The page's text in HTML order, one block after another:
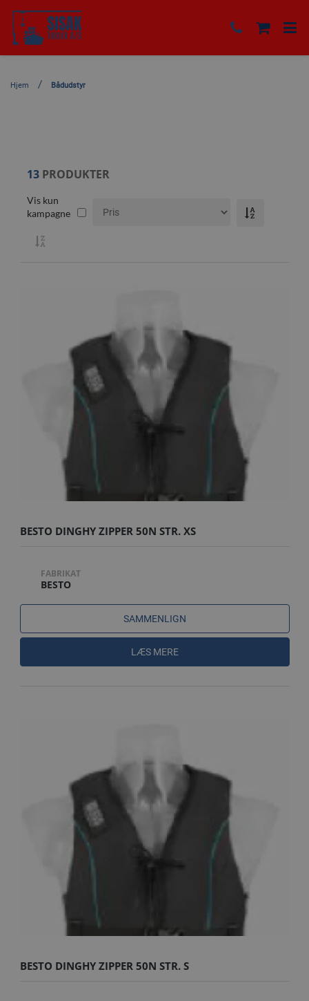
Hjem Bådudstyr
13PRODUKTER
Vis kun
kampagne
BESTO DINGHY ZIPPER 50N STR. XS
FABRIKAT
BESTO
SAMMENLIGN
LÆS MERE
BESTO DINGHY ZIPPER 50N STR. S